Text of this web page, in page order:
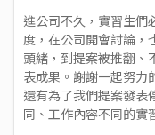
進公司不久，實習生們
度，在公司開會討論，
頭緒，到提案被推翻、
表成果。謝謝一起努力
還有為了我們提案發表
同、工作內容不同的實